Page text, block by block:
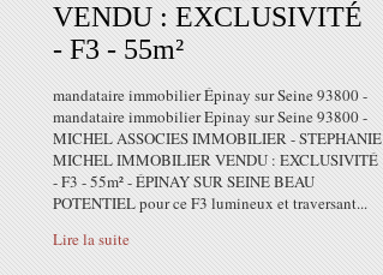
VENDU : EXCLUSIVITÉ
- F3 - 55m²
mandataire immobilier Épinay sur Seine 93800 -
mandataire immobilier Epinay sur Seine 93800 -
MICHEL ASSOCIES IMMOBILIER - STEPHANIE
MICHEL IMMOBILIER VENDU : EXCLUSIVITÉ
- F3 - 55m² - ÉPINAY SUR SEINE BEAU
POTENTIEL pour ce F3 lumineux et traversant...
Lire la suite